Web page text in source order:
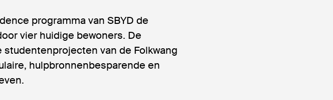
programma van SBYD de
vier huidige bewoners. De
van de Folkwang
hulpbronnenbesparende en